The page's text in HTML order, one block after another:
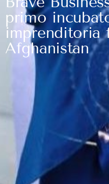
primo
imprenditoria
Afghanistan